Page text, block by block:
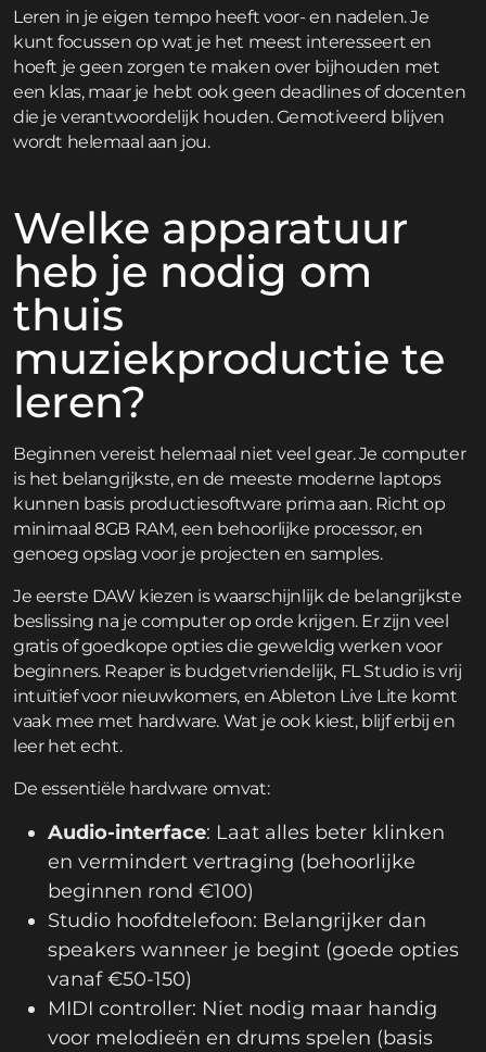
Leren in je eigen tempo heeft voor- en nadelen. Je
kunt focussen op wat je het meest interesseert en
hoeft je geen zorgen te maken over bijhouden met
een klas, maar je hebt ook geen deadlines of docenten
die je verantwoordelijk houden. Gemotiveerd blijven
wordt helemaal aan jou.
Welke apparatuur
heb je nodig om
thuis
muziekproductie te
leren?
Beginnen vereist helemaal niet veel gear. Je computer
is het belangrijkste, en de meeste moderne laptops
kunnen basis productiesoftware prima aan. Richt op
minimaal 8GB RAM, een behoorlijke processor, en
genoeg opslag voor je projecten en samples.
Je eerste DAW kiezen is waarschijnlijk de belangrijkste
beslissing na je computer op orde krijgen. Er zijn veel
gratis of goedkope opties die geweldig werken voor
beginners. Reaper is budgetvriendelijk, FL Studio is vrij
intuïtief voor nieuwkomers, en Ableton Live Lite komt
vaak mee met hardware. Wat je ook kiest, blijf erbij en
leer het echt.
De essentiële hardware omvat:
Audio-interface: Laat alles beter klinken
en vermindert vertraging (behoorlijke
beginnen rond €100)
Studio hoofdtelefoon: Belangrijker dan
speakers wanneer je begint (goede opties
vanaf €50-150)
MIDI controller: Niet nodig maar handig
voor melodieën en drums spelen (basis